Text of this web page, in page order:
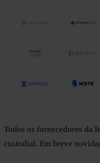
Todos os fornecedores da
custodial. Em breve